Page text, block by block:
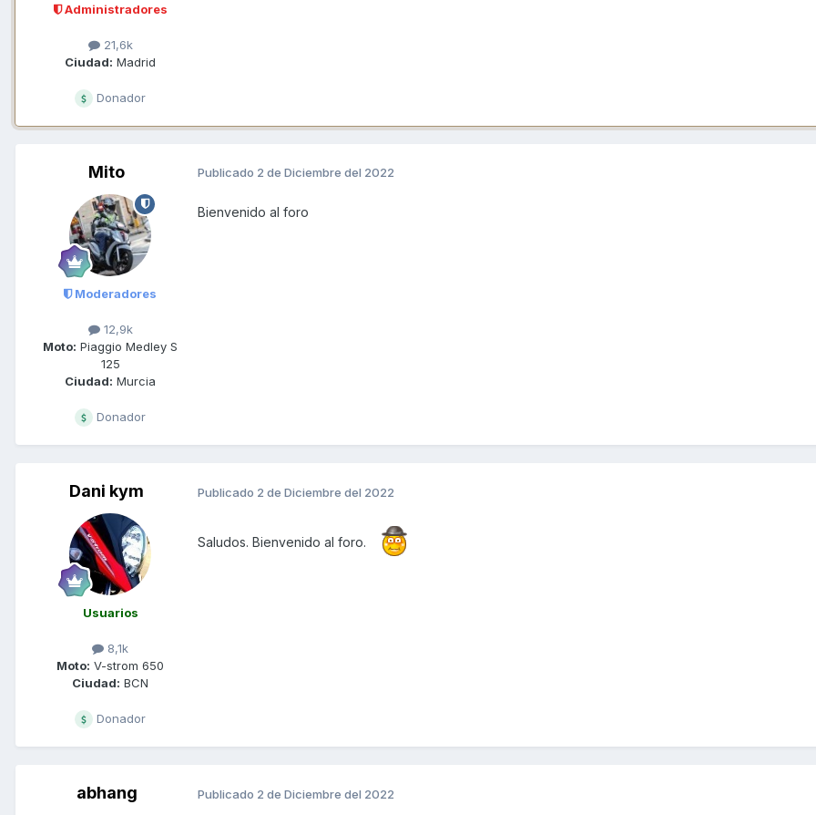
Administradores
21,6k
Ciudad: Madrid
Donador
Mito
Moderadores
12,9k
Moto: Piaggio Medley S
125
Ciudad: Murcia
Donador
Publicado 2 de Diciembre del 2022
Bienvenido al foro
Dani kym
Usuarios
8,1k
Moto: V-strom 650
Ciudad: BCN
Donador
Publicado 2 de Diciembre del 2022
Saludos. Bienvenido al foro.
abhang Publicado 2 de Diciembre del 2022